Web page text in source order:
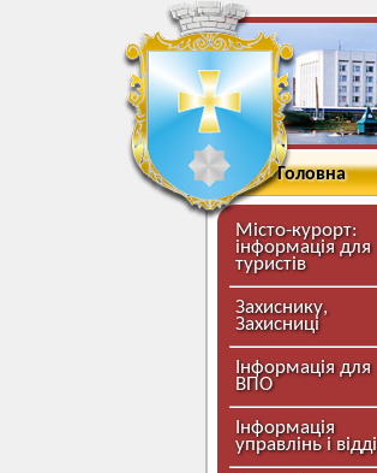
Головна
Місто-курорт:
інформація для
туристів
Захиснику,
Захисниці
Інформація для
ВПО
Інформація
управлінь і